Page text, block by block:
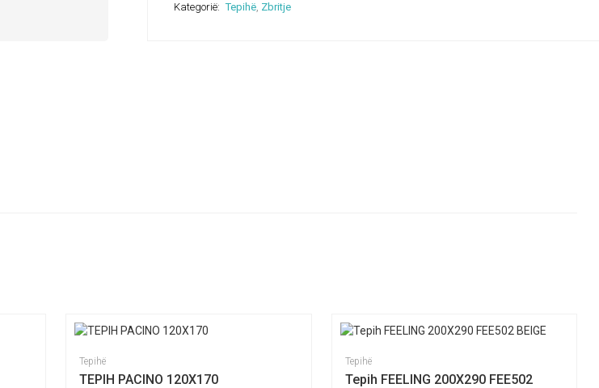
Kategorië: Tepihë, Zbritje
Tepihë
TEPIH PACINO 120X170
Tepihë
Tepih FEELING 200X290 FEE502